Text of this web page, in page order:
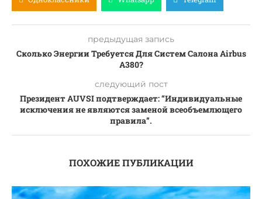
предыдущая запись
Сколько Энергии Требуется Для Систем Салона Airbus
A380?
следующий пост
Президент AUVSI подтверждает: “Индивидуальные
исключения не являются заменой всеобъемлющего
правила”.
ПОХОЖИЕ ПУБЛИКАЦИИ